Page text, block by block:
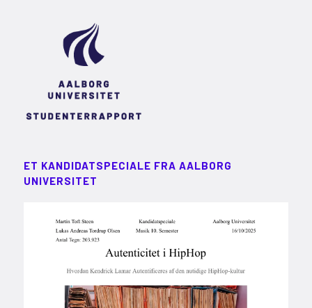
ET KANDIDATSPECIALE FRA AALBORG
UNIVERSITET